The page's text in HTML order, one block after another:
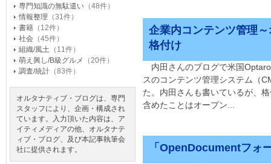
企業内コンテンツ管理
格付け
内田さんのブログで米国
スのコンテンツ管理システム（
た。内田さんも書いているが、
含めたことはオープン...
「OpenDocumentフォ
専門知識の無駄遣い （48件）
情報整理 （31件）
書籍 （12件）
社会 （45件）
組織/風土 （11件）
萌え興し/B級グルメ
（20件）
調査/統計 （83件）
オルタナティブ・ブログは、専門
スタッフにより、企画・構成され
ています。入力頂いた内容は、ア
イティメディアの他、オルタナテ
ィブ・ブログ、及び本記事執筆会
社に提供されます。